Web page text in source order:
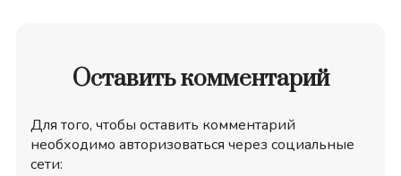
Оставить комментарий
Для того, чтобы оставить комментарий
необходимо авторизоваться через социальные
сети: